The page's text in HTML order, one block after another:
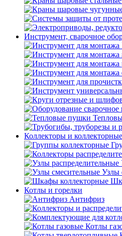
Инструмент, сварочное
Коллекторы и
Узлы
Котлы и горелки
Антифриз
Котлы